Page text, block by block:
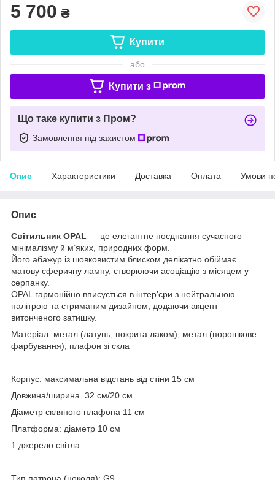
5 700 ₴
Купити
або
Купити з
Що таке купити з Пром?
Замовлення під захистом
Опис Характеристики Доставка Оплата Умови
Опис
Світильник OPAL — це елегантне поєднання сучасного
мінімалізму й м’яких, природних форм.
Його абажур із шовковистим блиском делікатно обіймає
матову сферичну лампу, створюючи асоціацію з місяцем у
серпанку.
OPAL гармонійно вписується в інтер’єри з нейтральною
палітрою та стриманим дизайном, додаючи акцент
витонченого затишку.
Матеріал: метал (латунь, покрита лаком), метал (порошкове
фарбування), плафон зі скла
Корпус: максимальна відстань від стіни 15 см
Довжина/ширина 32 см/20 см
Діаметр скляного плафона 11 см
Платформа: діаметр 10 см
1 джерело світла
Тип патрона (цоколя): G9